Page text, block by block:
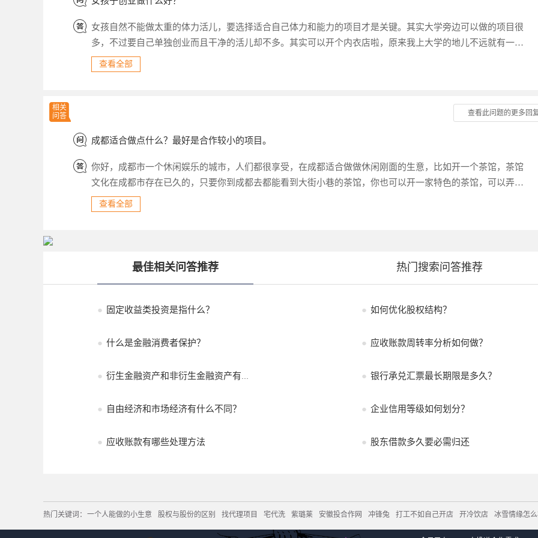
女孩自然不能做太重的体力活儿，要选择适合自己体力和能力的项目才是关键。其实大学旁边可以做的项目很
多，不过要自己单独创业而且干净的活儿却不多。其实可以开个内衣店啦，原来我上大学的地儿不远就有一家
内衣店。质量很好，价格也公道。买的可多了，因为店主态度超好，又非常懂内衣，不满意还可以退换货。其
实女大学生们多半都不太懂内衣，不知道如何穿着合适的内衣。尤其是大学新生，更是如此。高中时基本上和
地，能让大学生们穿出自己的品味，让自己的身形发育的更好，她们一定会爱上你和你的店的。要记住货品要
查看全部
相关
问答
查看此问题的更多回
成都适合做点什么？最好是合作较小的项目。
你好，成都市一个休闲娱乐的城市，人们都很享受，在成都适合做做休闲刚面的生意，比如开一个茶馆，茶馆
文化在成都市存在已久的，只要你到成都去都能看到大街小巷的茶馆，你也可以开一家特色的茶馆，可以弄一
些品茶会，反正要够新颖才有特色，你才能脱颖而出。
查看全部
最佳相关问答推荐 热门搜索问答推荐
● 固定收益类投资是指什么？ ● 如何优化股权结构？
● 什么是金融消费者保护？ ● 应收账款周转率分析如何做？
● 衍生金融资产和非衍生金融资产有什... ● 银行承兑汇票最长期限是多久？
● 自由经济和市场经济有什么不同？ ● 企业信用等级如何划分？
● 应收账款有哪些处理方法 ● 股东借款多久要必需归还
热门关键词： 一个人能做的小生意 股权与股份的区别 找代理项目 宅代洗 紫璐莱 安徽投合作网 冲锋兔 打工不如自己开店 开冷饮店
冰雪情缘怎
巴盾轮胎
相宜本草套装 肌御坊 游泳馆合作 廖排骨怎么样 如何开贸易公司 创业计划书怎么写 5g个人创业 创业资源
在市场卖什么好